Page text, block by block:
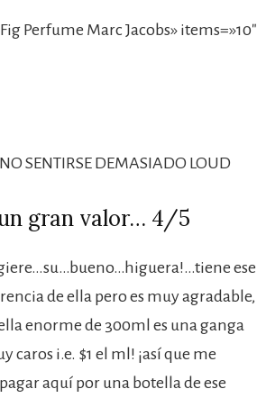
Perfume Marc Jacobs» items=»10″
SENTIRSE DEMASIADO LOUD
gran valor… 4/5
ese
de ella pero es muy agradable,
enorme de 300ml es una ganga
i.e. $1 el ml! ¡así que me
aquí por una botella de ese